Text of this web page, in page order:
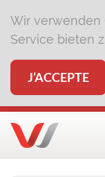
Wir verwenden
Service bieten
J’ACCEPTE